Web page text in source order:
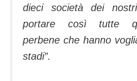
dieci società dei
portare così tutte
perbene che hanno
stadi”.